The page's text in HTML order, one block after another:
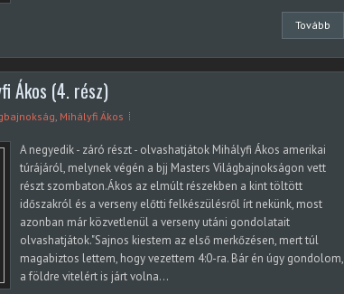
Tovább
Ákos (4. rész)
, Mihályfi Ákos
A negyedik - záró részt - olvashatjátok Mihályfi Ákos amerikai
túrájáról, melynek végén a bjj Masters Világbajnokságon vett
részt szombaton.Ákos az elmúlt részekben a kint töltött
időszakról és a verseny előtti felkészülésről írt nekünk, most
azonban már közvetlenül a verseny utáni gondolatait
olvashatjátok."Sajnos kiestem az első merkőzésen, mert túl
magabiztos lettem, hogy vezettem 4:0-ra. Bár én úgy gondolom,
a földre vitelért is járt volna...